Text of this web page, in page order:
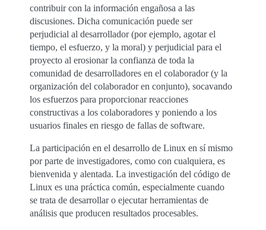
contribuir con la información engañosa a las
discusiones. Dicha comunicación puede ser
perjudicial al desarrollador (por ejemplo, agotar el
tiempo, el esfuerzo, y la moral) y perjudicial para el
proyecto al erosionar la confianza de toda la
comunidad de desarrolladores en el colaborador (y la
organización del colaborador en conjunto), socavando
los esfuerzos para proporcionar reacciones
constructivas a los colaboradores y poniendo a los
usuarios finales en riesgo de fallas de software.
La participación en el desarrollo de Linux en sí mismo
por parte de investigadores, como con cualquiera, es
bienvenida y alentada. La investigación del código de
Linux es una práctica común, especialmente cuando
se trata de desarrollar o ejecutar herramientas de
análisis que producen resultados procesables.